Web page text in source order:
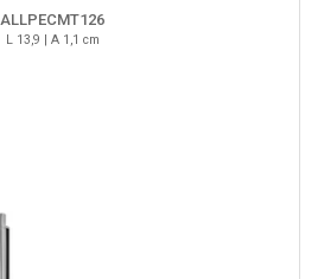
ALLPECMT126
L 13,9 | A 1,1 cm